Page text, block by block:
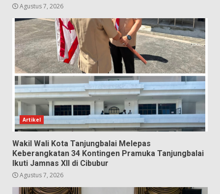
Agustus 7, 2026
Artikel
Wakil Wali Kota Tanjungbalai Melepas
Keberangkatan 34 Kontingen Pramuka Tanjungbalai
Ikuti Jamnas XII di Cibubur
Agustus 7, 2026